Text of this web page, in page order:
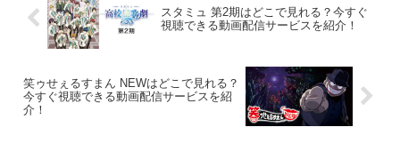
スタミュ 第2期はどこで見れる？今すぐ
視聴できる動画配信サービスを紹介！
笑ゥせぇるすまん NEWはどこで見れる？
今すぐ視聴できる動画配信サービスを紹
介！